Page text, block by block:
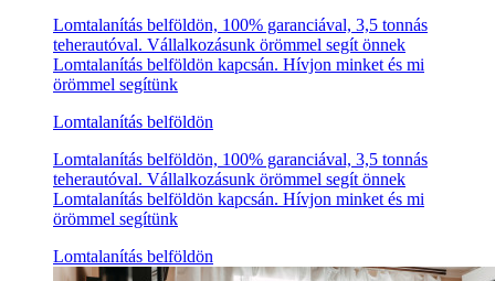
Lomtalanítás belföldön, 100% garanciával, 3,5 tonnás
teherautóval. Vállalkozásunk örömmel segít önnek
Lomtalanítás belföldön kapcsán. Hívjon minket és mi
örömmel segítünk
Lomtalanítás belföldön
Lomtalanítás belföldön, 100% garanciával, 3,5 tonnás
teherautóval. Vállalkozásunk örömmel segít önnek
Lomtalanítás belföldön kapcsán. Hívjon minket és mi
örömmel segítünk
Lomtalanítás belföldön